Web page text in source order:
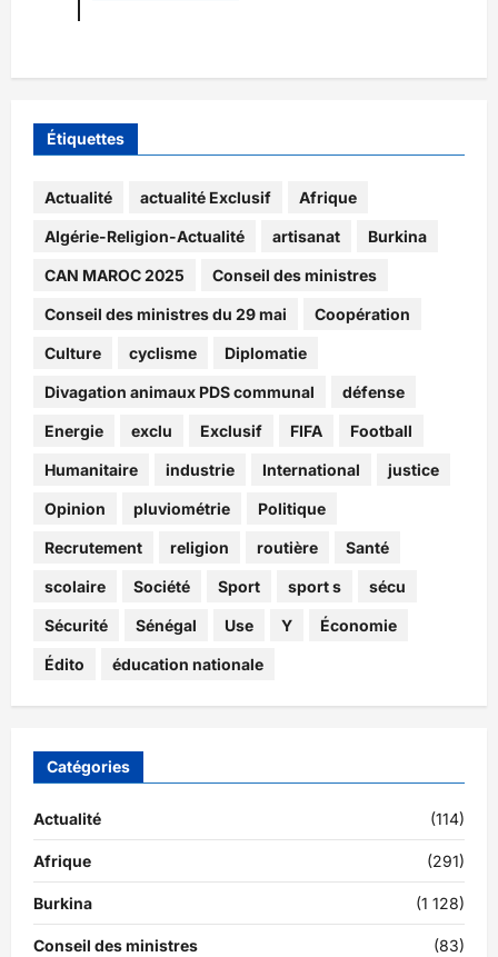
Étiquettes
Actualité actualité Exclusif Afrique
Algérie-Religion-Actualité artisanat Burkina
CAN MAROC 2025 Conseil des ministres
Conseil des ministres du 29 mai Coopération
Culture cyclisme Diplomatie
Divagation animaux PDS communal défense
Energie exclu Exclusif FIFA Football
Humanitaire industrie International justice
Opinion pluviométrie Politique
Recrutement religion routière Santé
scolaire Société Sport sport s sécu
Sécurité Sénégal Use Y Économie
Édito éducation nationale
Catégories
Actualité (114)
Afrique (291)
Burkina (1 128)
Conseil des ministres (83)